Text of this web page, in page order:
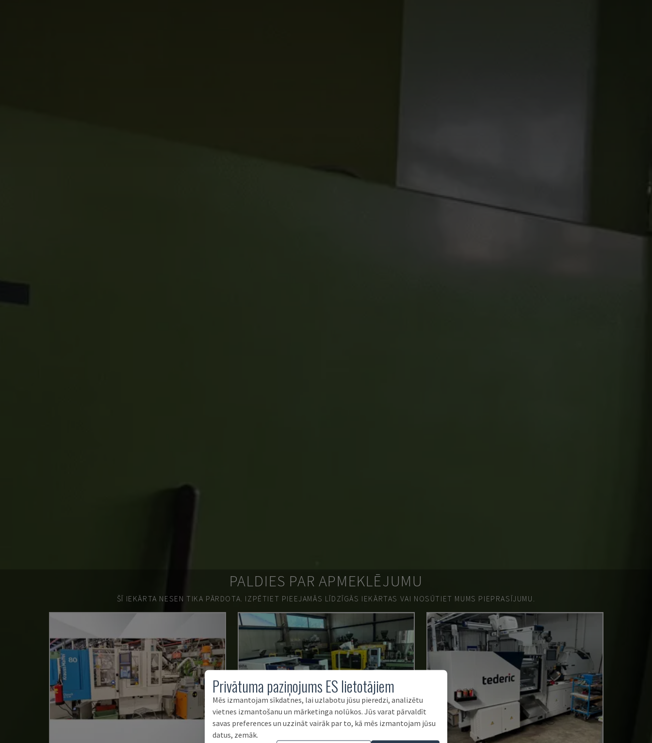
PALDIES PAR APMEKLĒJUMU
ŠĪ IEKĀRTA NESEN TIKA PĀRDOTA. IZPĒTIET PIEEJAMĀS LĪDZĪGĀS IEKĀRTAS VAI NOSŪTIET MUMS PIEPRASĪJUMU.
Privātuma paziņojums ES lietotājiem
Mēs izmantojam sīkdatnes, lai uzlabotu jūsu pieredzi, analizētu
vietnes izmantošanu un mārketinga nolūkos. Jūs varat pārvaldīt
savas preferences un uzzināt vairāk par to, kā mēs izmantojam jūsu
datus, zemāk.